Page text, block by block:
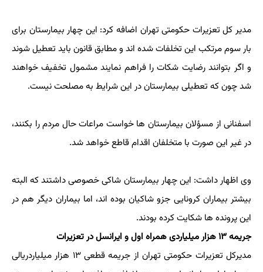
مدیر کل تعزیرات حکومتی تهران اضافه کرد: این چهار بیمارستان برای
بار سوم مرتکب این تخلفات شده اند و مطابق قانون باید تعطیل شوند
و اگر بتوانند رضایت شکات را فراهم نمایند مشمول تخفیف خواهند
شد چون که تعطیلی بیمارستان در این شرایط به مصلحت نیست.
اسفنانی از مسؤلان بیمارستان ها خواست مراعات حال مردم را بکنند،
در غیر این صورت با متخلفان اقدام قاطع خواهد شد.
وی اظهار داشت: این چهار بیمارستان شاکی خصوصی داشتند که البته
بیشتر بیماران کرونایی جزو شاکیان بوده اند، اما بیماران دیگر هم در
این پرونده ها شکایت کرده بودند.
جریمه ۱۳ هزار میلیاردی همراه اول و ایرانسل در تعزیرات
مدیرکل تعزیرات حکومتی تهران از جریمه قطعی ۱۳ هزار میلیاردریالی